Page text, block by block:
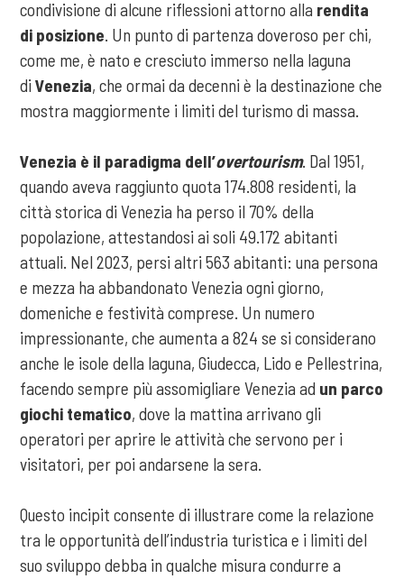
condivisione di alcune riflessioni attorno alla rendita
di posizione. Un punto di partenza doveroso per chi,
come me, è nato e cresciuto immerso nella laguna
diVenezia, che ormai da decenni è la destinazione che
mostra maggiormente i limiti del turismo di massa.
Venezia è il paradigma dell’overtourism. Dal 1951,
quando aveva raggiunto quota 174.808 residenti, la
città storica di Venezia ha perso il 70% della
popolazione, attestandosi ai soli 49.172 abitanti
attuali. Nel 2023, persi altri 563 abitanti: una persona
e mezza ha abbandonato Venezia ogni giorno,
domeniche e festività comprese. Un numero
impressionante, che aumenta a 824 se si considerano
anche le isole della laguna, Giudecca, Lido e Pellestrina,
facendo sempre più assomigliare Venezia ad un parco
giochi tematico, dove la mattina arrivano gli
operatori per aprire le attività che servono per i
visitatori, per poi andarsene la sera.
Questo incipit consente di illustrare come la relazione
tra le opportunità dell’industria turistica e i limiti del
suo sviluppo debba in qualche misura condurre a